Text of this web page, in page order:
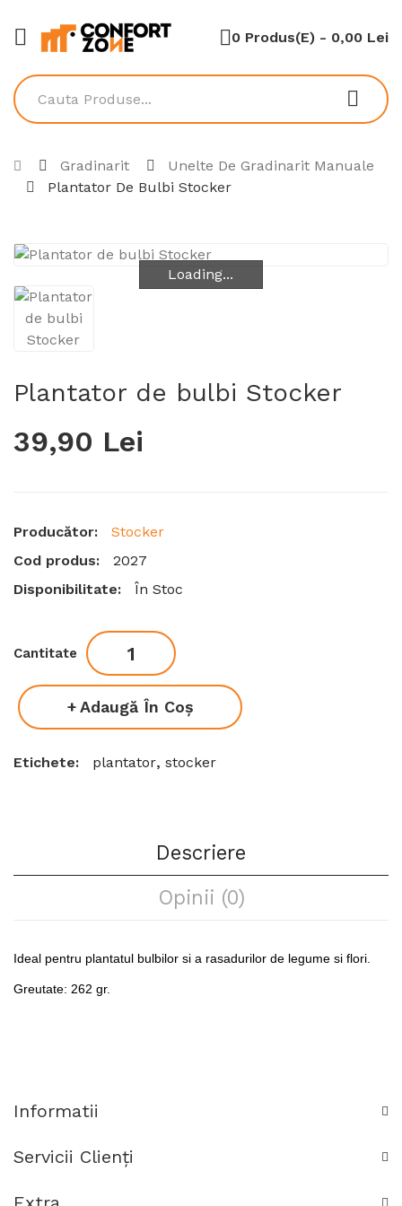
0 Produs(e) - 0,00 Lei
Gradinarit
Unelte De Gradinarit Manuale
Plantator De Bulbi Stocker
Loading...
Loading...
Plantator de bulbi Stocker
39,90 Lei
Producător:
Stocker
Cod produs:
2027
Disponibilitate:
În Stoc
Cantitate
Adaugă În Coş
Etichete: plantator, stocker
Descriere
Opinii (0)
Ideal pentru plantatul bulbilor si a rasadurilor de legume si flori.
Greutate: 262 gr.
Informatii
Servicii Clienţi